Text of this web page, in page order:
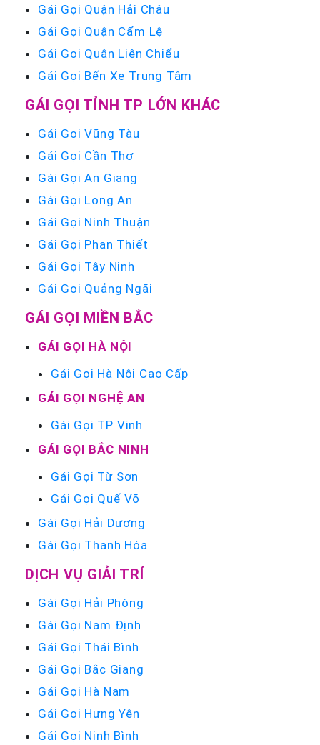
Gái Gọi Quận Hải Châu
Gái Gọi Quận Cẩm Lệ
Gái Gọi Quận Liên Chiểu
Gái Gọi Bến Xe Trung Tâm
GÁI GỌI TỈNH TP LỚN KHÁC
Gái Gọi Vũng Tàu
Gái Gọi Cần Thơ
Gái Gọi An Giang
Gái Gọi Long An
Gái Gọi Ninh Thuận
Gái Gọi Phan Thiết
Gái Gọi Tây Ninh
Gái Gọi Quảng Ngãi
GÁI GỌI MIỀN BẮC
GÁI GỌI HÀ NỘI
Gái Gọi Hà Nội Cao Cấp
GÁI GỌI NGHỆ AN
Gái Gọi TP Vinh
GÁI GỌI BẮC NINH
Gái Gọi Từ Sơn
Gái Gọi Quế Võ
Gái Gọi Hải Dương
Gái Gọi Thanh Hóa
DỊCH VỤ GIẢI TRÍ
Gái Gọi Hải Phòng
Gái Gọi Nam Định
Gái Gọi Thái Bình
Gái Gọi Bắc Giang
Gái Gọi Hà Nam
Gái Gọi Hưng Yên
Gái Gọi Ninh Bình